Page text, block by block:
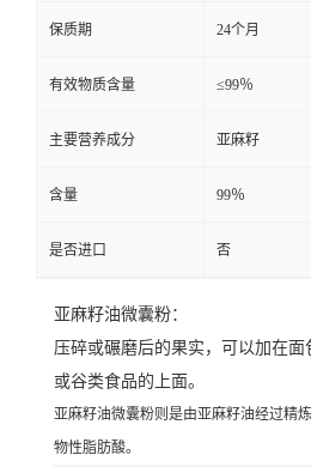
保质期 24个月
有效物质含量 ≤99％
主要营养成分 亚麻籽
含量 99％
是否进口 否
亚麻籽油微囊粉：
压碎或碾磨后的果实，可以加在
或谷类食品的上面。
亚麻籽油微囊粉则是由亚麻籽油经过精
物性脂肪酸。